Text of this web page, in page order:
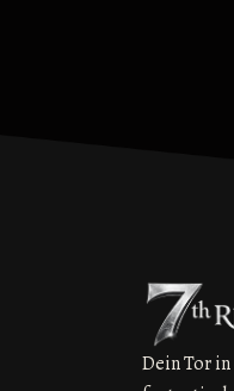
Dein Tor in